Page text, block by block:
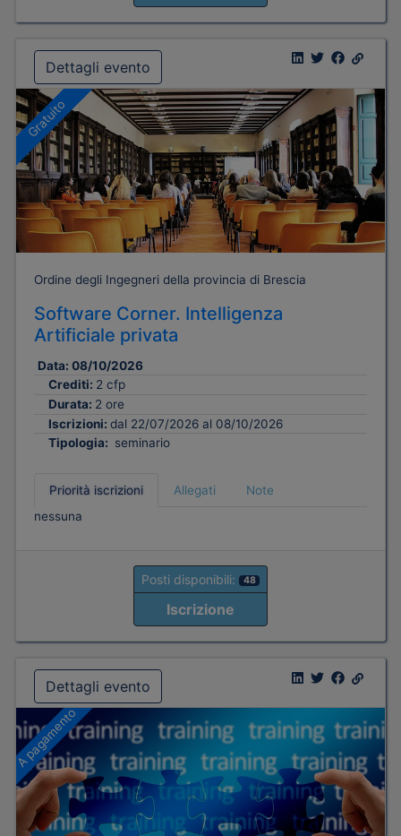
Dettagli evento
Gratuito
Ordine degli Ingegneri della provincia di Brescia
Software Corner. Intelligenza
Artificiale privata
Data: 08/10/2026
Crediti: 2 cfp
Durata: 2 ore
Iscrizioni: dal 22/07/2026 al 08/10/2026
Tipologia: seminario
Priorità iscrizioni Allegati
Note
nessuna
Posti disponibili: 48
Iscrizione
Dettagli evento
A pagamento